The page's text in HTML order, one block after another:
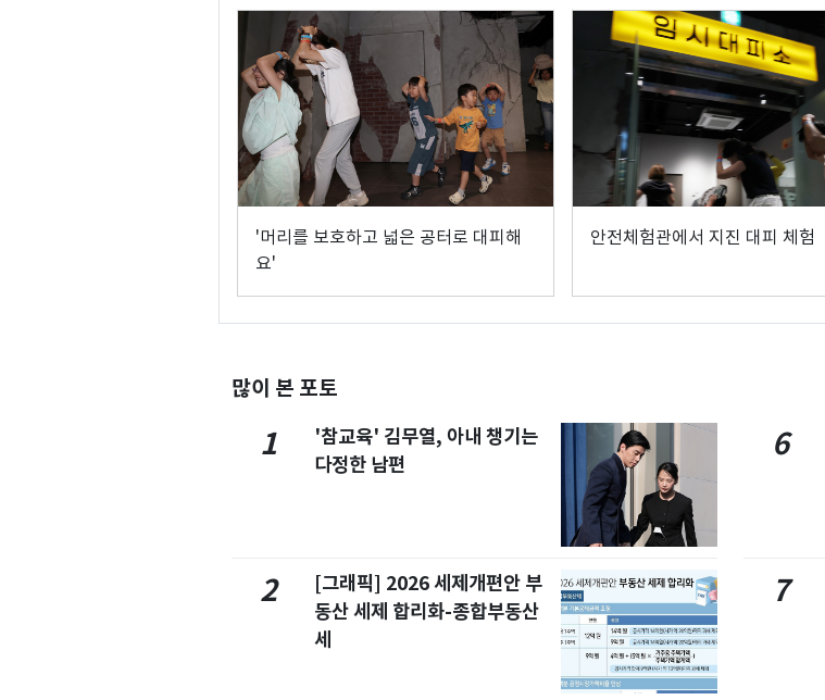
'머리를 보호하고 넓은 공터로 대피해
요'
안전체험관에서 지진 대피 체험
많이 본 포토
1
'참교육' 김무열, 아내 챙기는
다정한 남편
2
[그래픽] 2026 세제개편안 부
동산 세제 합리화-종합부동산
세
6
7